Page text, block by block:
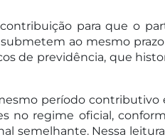
para que o
ao mesmo
de previdência, que
período
regime oficial,
semelhante. Nessa